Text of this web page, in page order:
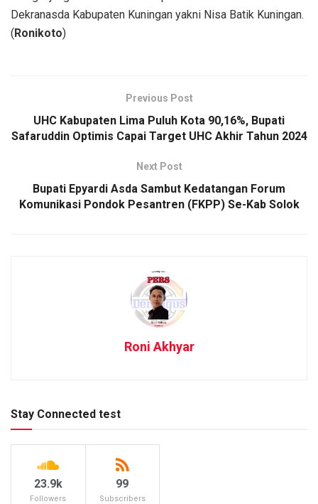
Dekranasda Kabupaten Kuningan yakni Nisa Batik Kuningan.
(Ronikoto)
Previous Post
UHC Kabupaten Lima Puluh Kota 90,16%, Bupati
Safaruddin Optimis Capai Target UHC Akhir Tahun 2024
Next Post
Bupati Epyardi Asda Sambut Kedatangan Forum
Komunikasi Pondok Pesantren (FKPP) Se-Kab Solok
Roni Akhyar
Stay Connected test
23.9k
Followers
99
Subscribers